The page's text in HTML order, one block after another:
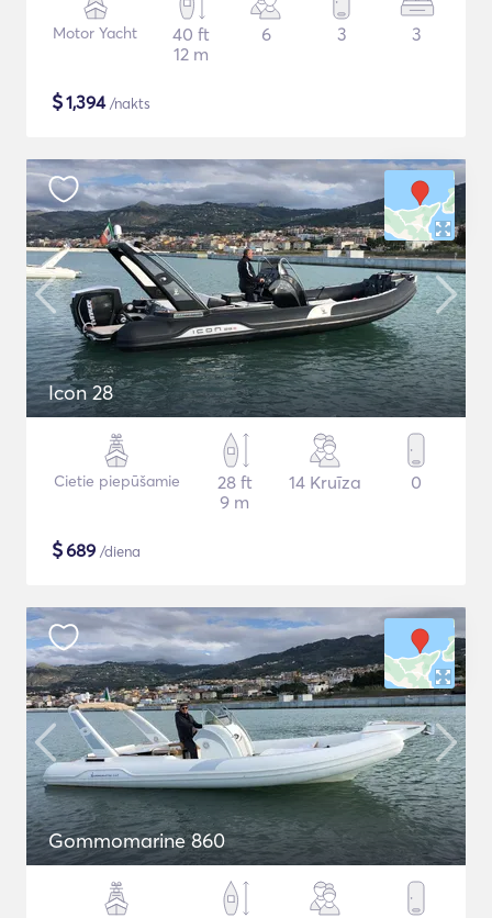
Motor Yacht
40 ft
12 m
6 3 3
$1,394/nakts
Icon 28
Cietie piepūšamie
28 ft
9 m
14 Kruīza 0
$689 /diena
Gommomarine 860